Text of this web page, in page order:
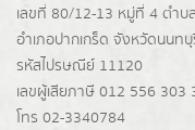
เลขที่ 80/12-13 หมู่ที่ 4 ตำบ
อำเภอปากเกร็ด จังหวัดนนทบุ
รหัสไปรษณีย์ 11120
เลขผู้เสียภาษี 012 556 303
โทร 02-3340784